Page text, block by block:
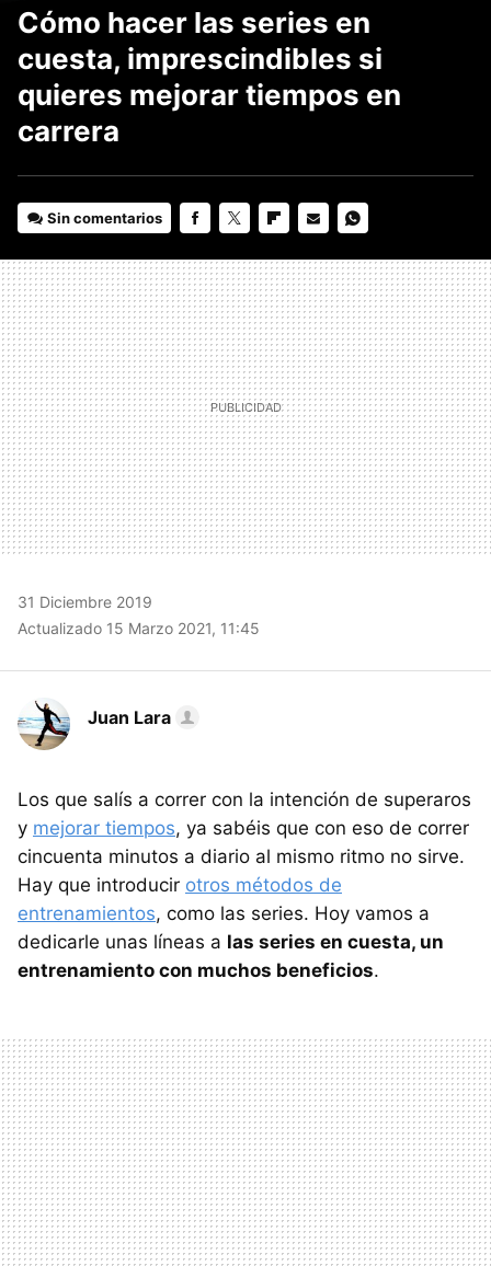
Cómo hacer las series en
cuesta, imprescindibles si
quieres mejorar tiempos en
carrera
Sin comentarios
MAIL
31 Diciembre 2019
Actualizado 15 Marzo 2021, 11:45
Juan Lara
Los que salís a correr con la intención de superaros
y mejorar tiempos, ya sabéis que con eso de correr
cincuenta minutos a diario al mismo ritmo no sirve.
Hay que introducir otros métodos de
entrenamientos, como las series. Hoy vamos a
dedicarle unas líneas a las series en cuesta, un
entrenamiento con muchos beneficios.